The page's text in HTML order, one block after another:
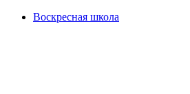
Воскресная школа